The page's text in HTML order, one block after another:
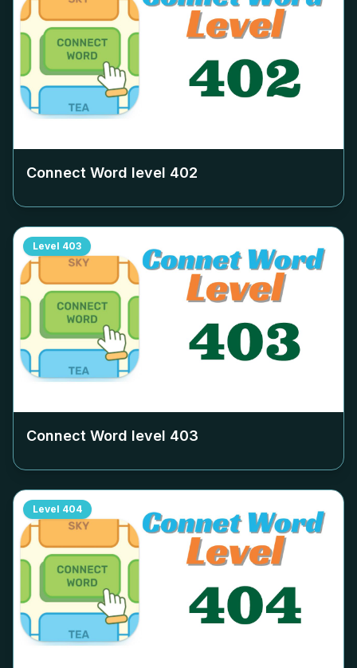
Connect Word level 402
Level 403
Connect Word level 403
Level 404